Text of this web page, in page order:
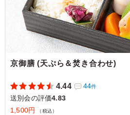
京御膳 (天ぷら＆焚き合わせ)
4.44 44件
送別会の評価4.83
1,500円
（税込）